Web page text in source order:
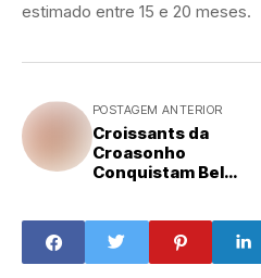
estimado entre 15 e 20 meses.
POSTAGEM ANTERIOR
Croissants da
Croasonho
Conquistam Belo
Brasil